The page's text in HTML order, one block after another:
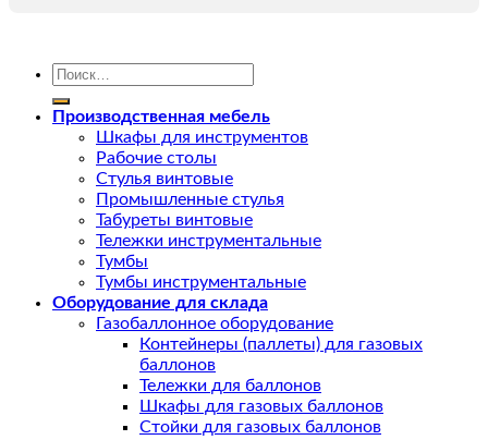
Искать:
Производственная мебель
Шкафы для инструментов
Рабочие столы
Стулья винтовые
Промышленные стулья
Табуреты винтовые
Тележки инструментальные
Тумбы
Тумбы инструментальные
Оборудование для склада
Газобаллонное оборудование
Контейнеры (паллеты) для газовых
баллонов
Тележки для баллонов
Шкафы для газовых баллонов
Стойки для газовых баллонов